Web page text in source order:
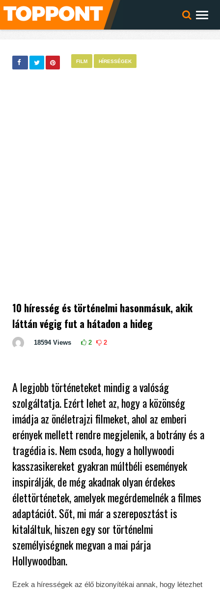
FILM HÍRESSÉGEK
10 híresség és történelmi hasonmásuk, akik
láttán végig fut a hátadon a hideg
18594 Views 2 2
A legjobb történeteket mindig a valóság
szolgáltatja. Ezért lehet az, hogy a közönség
imádja az önéletrajzi filmeket, ahol az emberi
erények mellett rendre megjelenik, a botrány és a
tragédia is. Nem csoda, hogy a hollywoodi
kasszasikereket gyakran múltbéli események
inspirálják, de még akadnak olyan érdekes
élettörténetek, amelyek megérdemelnék a filmes
adaptációt. Sőt, mi már a szereposztást is
kitaláltuk, hiszen egy sor történelmi
személyiségnek megvan a mai párja
Hollywoodban.
Ezek a hírességek az élő bizonyítékai annak, hogy létezhet